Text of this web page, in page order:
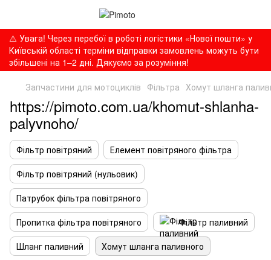
⚠️ Увага! Через перебої в роботі логістики «Нової пошти» у
Київській області терміни відправки замовлень можуть бути
збільшені на 1–2 дні. Дякуємо за розуміння!
Запчастини для мотоциклів Фільтра Хомут шланга
https://pimoto.com.ua/khomut-shlanha-
palyvnoho/
Фільтр повітряний
Елемент повітряного фільтра
Фільтр повітряний (нульовик)
Патрубок фільтра повітряного
Пропитка фільтра повітряного
Фільтр паливний
Шланг паливний
Хомут шланга паливного